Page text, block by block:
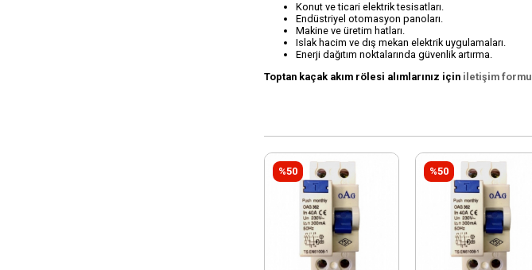
Konut ve ticari elektrik tesisatları.
Endüstriyel otomasyon panoları.
Makine ve üretim hatları.
Islak hacim ve dış mekan elektrik uygulamaları.
Enerji dağıtım noktalarında güvenlik artırma.
Toptan kaçak akım rölesi alımlarınız için iletişim formu
%50 %50